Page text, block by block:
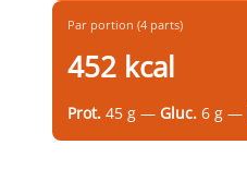
Par portion (4 parts)
452 kcal
Prot. 45 g — Gluc. 6 g —